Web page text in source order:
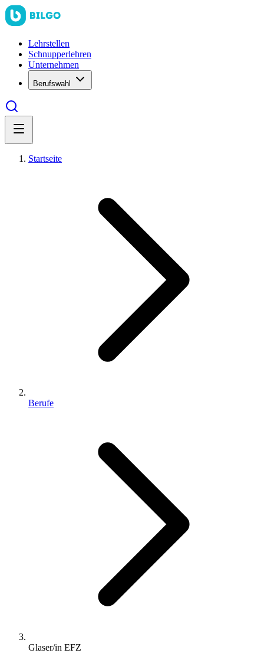
Lehrstellen
Schnupperlehren
Unternehmen
Berufswahl
Startseite
Berufe
Glaser/in EFZ